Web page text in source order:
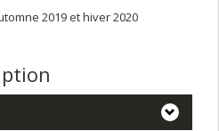
2019 et hiver 2020